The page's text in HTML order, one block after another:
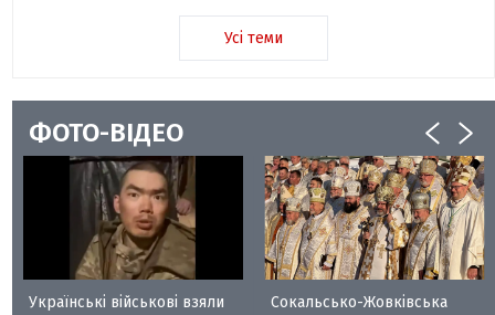
Усі теми
ФОТО-ВІДЕО
Українські військові взяли
Сокальсько-Жовківська